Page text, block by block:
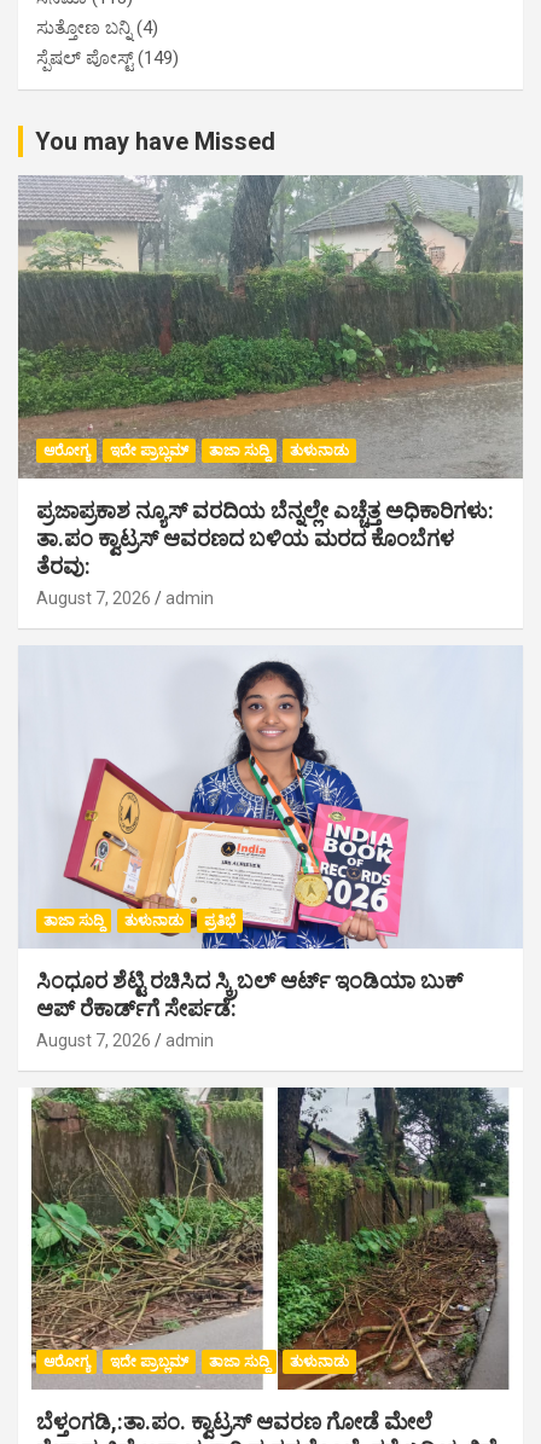
ಸುತ್ತೋಣ ಬನ್ನಿ(4)
ಸ್ಪೆಷಲ್ ಪೋಸ್ಟ್(149)
You may have Missed
ಆರೋಗ್ಯ ಇದೇ ಪ್ರಾಬ್ಲಮ್ ತಾಜಾ ಸುದ್ದಿ ತುಳುನಾಡು
ಪ್ರಜಾಪ್ರಕಾಶ ನ್ಯೂಸ್ ವರದಿಯ ಬೆನ್ನಲ್ಲೇ ಎಚ್ಚೆತ್ತ ಅಧಿಕಾರಿಗಳು:
ತಾ.ಪಂ ಕ್ವಾಟ್ರಸ್ ಆವರಣದ ಬಳಿಯ ಮರದ ಕೊಂಬೆಗಳ
ತೆರವು:
August 7, 2026 admin
ತಾಜಾ ಸುದ್ದಿ ತುಳುನಾಡು ಪ್ರತಿಭೆ
ಸಿಂಧೂರ ಶೆಟ್ಟಿ ರಚಿಸಿದ ಸ್ಕ್ರಿಬಲ್ ಆರ್ಟ್ ಇಂಡಿಯಾ ಬುಕ್
ಆಪ್ ರೆಕಾರ್ಡ್‌ಗೆ ಸೇರ್ಪಡೆ:
August 7, 2026 admin
ಆರೋಗ್ಯ ಇದೇ ಪ್ರಾಬ್ಲಮ್ ತಾಜಾ ಸುದ್ದಿ ತುಳುನಾಡು
ಬೆಳ್ತಂಗಡಿ,:ತಾ.ಪಂ‌. ಕ್ವಾಟ್ರಸ್ ಆವರಣ ಗೋಡೆ ಮೇಲೆ